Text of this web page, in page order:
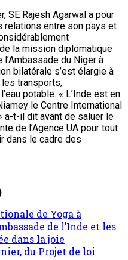
SE Rajesh Agarwal a pour
relations entre son pays et
la mission diplomatique
du Niger à
bilatérale s’est élargie à
transports,
potable. « L’Inde est en
le Centre International
a-t-il dit avant de saluer le
de l’Agence UA pour tout
dans le cadre des
de Yoga à
de l’Inde et les
dans la joie
du Projet de loi